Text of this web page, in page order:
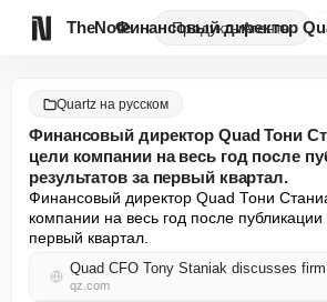
TheNote ПродуктыАгенты
Quartz на русском
Финансовый директор Quad Тони
цели компании на весь год после
результатов за первый квартал.
Финансовый директор Quad Тони
компании на весь год после публикации
первый квартал.
qz.com